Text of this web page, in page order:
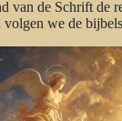
van de Schrift de
we de